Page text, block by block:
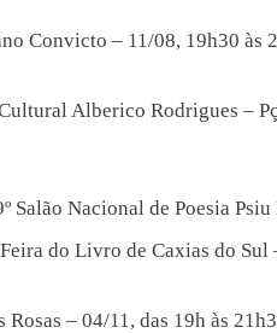
Convicto – 11/08, 19h30 às
Cultural Alberico Rodrigues –
Salão Nacional de Poesia
do Livro de Caxias do Sul
Rosas – 04/11, das 19h às